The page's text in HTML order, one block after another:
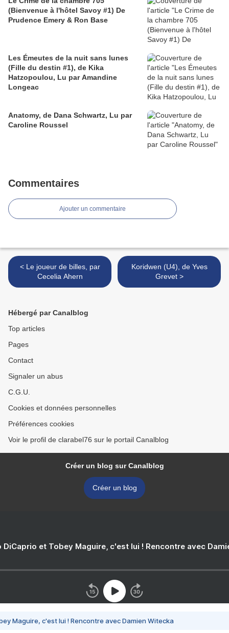
(Bienvenue à l'hôtel Savoy #1) De
Prudence Emery & Ron Base
Les Émeutes de la nuit sans lunes
(Fille du destin #1), de Kika
Hatzopoulou, Lu par Amandine
Longeac
Anatomy, de Dana Schwartz, Lu par
Caroline Roussel
Commentaires
Ajouter un commentaire
< Le joueur de billes, par
Cecelia Ahern
Koridwen (U4), de Yves
Grevet >
Hébergé par Canalblog
Top articles
Pages
Contact
Signaler un abus
C.G.U.
Cookies et données personnelles
Préférences cookies
Voir le profil de clarabel76 sur le portail Canalblog
Créer un blog sur Canalblog
Créer un blog
DiCaprio et Tobey Maguire, c'est lui ! Rencontre avec
Maguire, c'est lui ! Rencontre avec Damien Witecka